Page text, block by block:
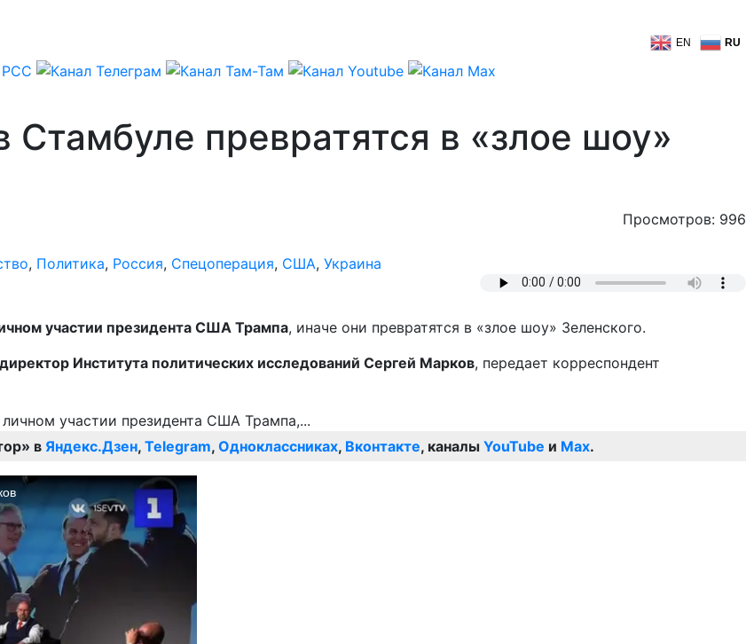
EN RU
превратятся в «злое шоу»
Просмотров: 996
, Политика, Россия, Спецоперация, США, Украина
участии президента США Трампа, иначе они превратятся в «злое шоу» Зеленского.
директор Института политических исследований Сергей Марков, передает корреспондент
в Яндекс.Дзен, Telegram, Одноклассниках, Вконтакте, каналы YouTube и Max.